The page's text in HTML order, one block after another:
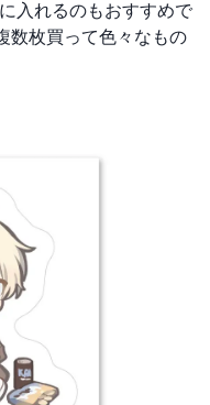
入れるのもおすすめで
数枚買って色々なもの